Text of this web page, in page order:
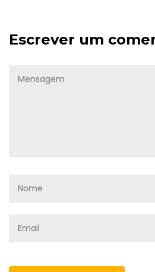
Escrever um